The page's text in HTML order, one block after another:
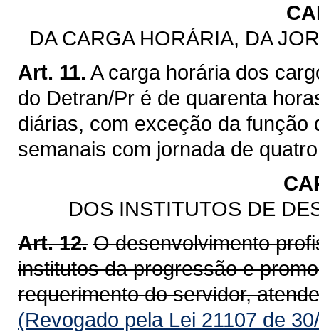
DA CARGA HORÁRIA, DA
Art. 11. A carga horária dos
do Detran/Pr é de quarenta
diárias, com exceção da
semanais com jornada de
DOS INSTITUTOS DE
Art. 12. O desenvolvimento
institutos da progressão e
requerimento do servidor,
(Revogado pela Lei 21107 de